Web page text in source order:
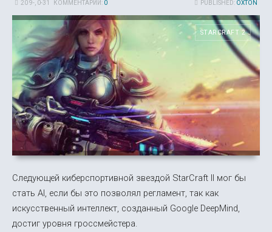
PUBLISHED: OXTON
20 9-, 0-31 КОММЕНТАРИИ: 0
STARCRAFT 2
Следующей киберспортивной звездой StarCraft II мог бы
стать AI, если бы это позволял регламент, так как
искусственный интеллект, созданный Google DeepMind,
достиг уровня гроссмейстера.